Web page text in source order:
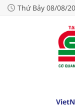
Thứ Bảy 08/08/